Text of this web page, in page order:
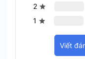
2
1
Viết